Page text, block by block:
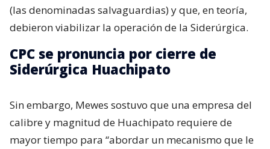
(las denominadas salvaguardias) y que, en teoría,
debieron viabilizar la operación de la Siderúrgica.
CPC se pronuncia por cierre de
Siderúrgica Huachipato
Sin embargo, Mewes sostuvo que una empresa del
calibre y magnitud de Huachipato requiere de
mayor tiempo para “abordar un mecanismo que le